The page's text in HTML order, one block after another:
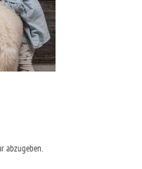
abzugeben.